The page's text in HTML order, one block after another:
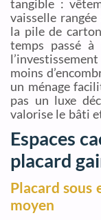
tangible :
vaisselle
la pile de
temps passé à
moins
un ménage
pas un luxe
valorise le bâti
Espaces
placard
Placard sous
moyen